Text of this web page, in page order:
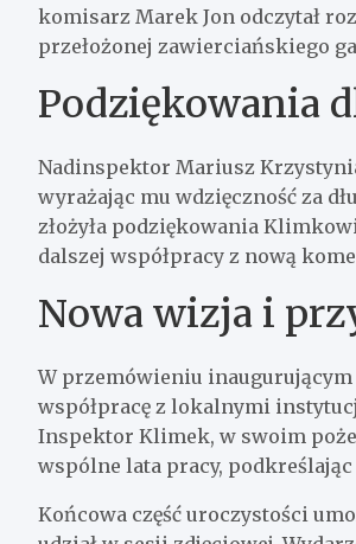
komisarz Marek Jon odczytał
przełożonej zawierciańskiego
Podziękowania
Nadinspektor Mariusz
wyrażając mu wdzięczność za
złożyła podziękowania
dalszej współpracy z nową
Nowa wizja i
W przemówieniu inaugurującym
współpracę z lokalnymi
Inspektor Klimek, w swoim
wspólne lata pracy, podkreślając
Końcowa część uroczystości